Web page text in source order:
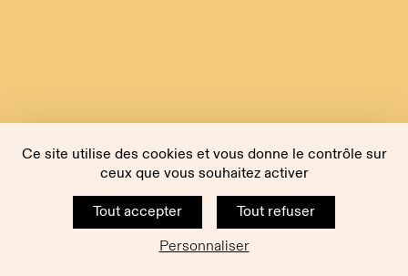
Ce site utilise des cookies et vous donne le contrôle sur
ceux que vous souhaitez activer
Tout accepter
Tout refuser
Personnaliser